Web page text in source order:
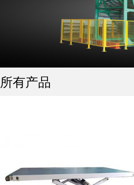
所有产品